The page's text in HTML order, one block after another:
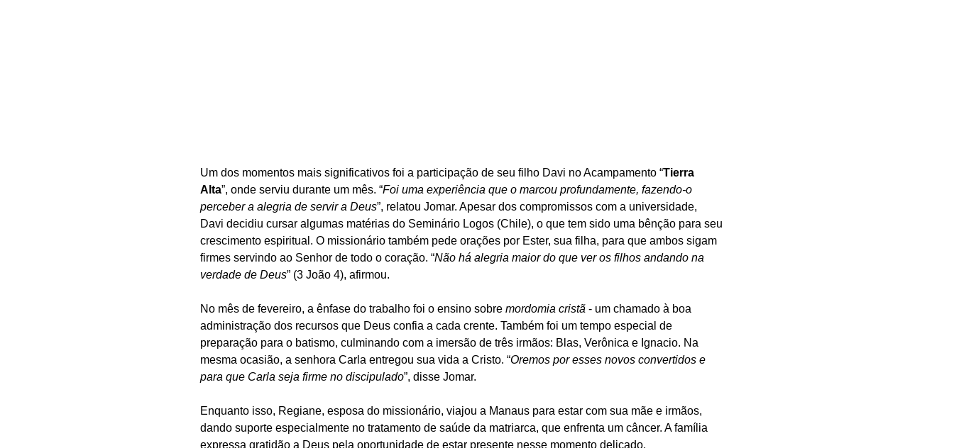
Um dos momentos mais significativos foi a participação de seu filho Davi no Acampamento “Tierra
Alta”, onde serviu durante um mês. “Foi uma experiência que o marcou profundamente, fazendo-o
perceber a alegria de servir a Deus”, relatou Jomar. Apesar dos compromissos com a universidade,
Davi decidiu cursar algumas matérias do Seminário Logos (Chile), o que tem sido uma bênção para seu
crescimento espiritual. O missionário também pede orações por Ester, sua filha, para que ambos sigam
firmes servindo ao Senhor de todo o coração. “Não há alegria maior do que ver os filhos andando na
verdade de Deus” (3 João 4), afirmou.
No mês de fevereiro, a ênfase do trabalho foi o ensino sobre mordomia cristã - um chamado à boa
administração dos recursos que Deus confia a cada crente. Também foi um tempo especial de
preparação para o batismo, culminando com a imersão de três irmãos: Blas, Verônica e Ignacio. Na
mesma ocasião, a senhora Carla entregou sua vida a Cristo. “Oremos por esses novos convertidos e
para que Carla seja firme no discipulado”, disse Jomar.
Enquanto isso, Regiane, esposa do missionário, viajou a Manaus para estar com sua mãe e irmãos,
dando suporte especialmente no tratamento de saúde da matriarca, que enfrenta um câncer. A família
expressa gratidão a Deus pela oportunidade de estar presente nesse momento delicado.